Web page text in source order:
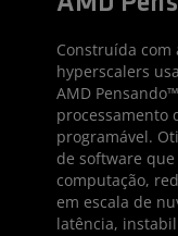
Construída com
hyperscalers
AMD
processamento
programável.
de software
computação,
em escala de
latência,